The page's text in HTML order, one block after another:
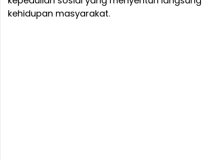
kehidupan masyarakat.